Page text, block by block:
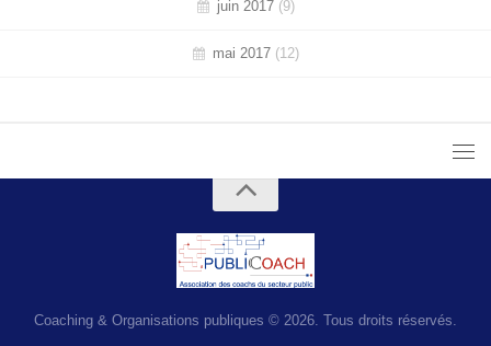
juin 2017(9)
mai 2017(12)
Coaching & Organisations publiques © 2026. Tous droits réservés.